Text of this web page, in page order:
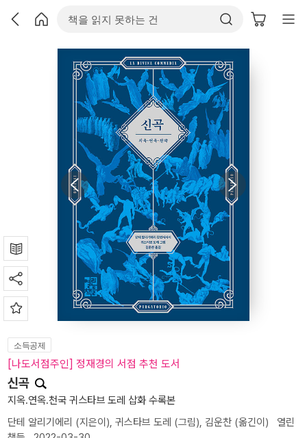
소득공제
[나도서점주인] 정재경의 서점 추천 도서
신곡
지옥.연옥.천국 귀스타브 도레 삽화 수록본
단테 알리기에리 (지은이), 귀스타브 도레 (그림), 김운찬 (옮긴이) 열린